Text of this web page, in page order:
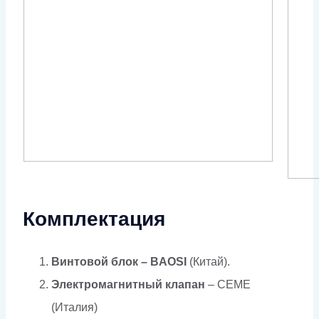
Комплектация
Винтовой блок – BAOSI (Китай).
Электромагнитный клапан – CEME
(Италия)